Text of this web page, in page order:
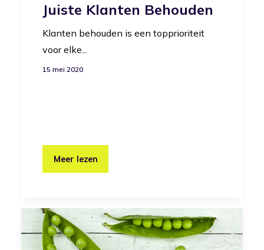
Juiste Klanten Behouden
Klanten behouden is een topprioriteit
voor elke...
15 mei 2020
Meer lezen